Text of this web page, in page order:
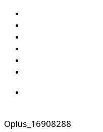
Oplus_16908288